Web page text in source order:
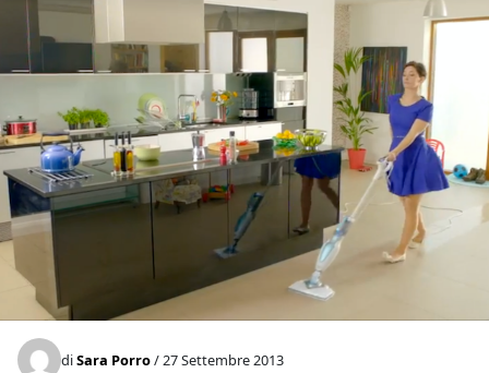
diSara Porro/ 27 Settembre 2013